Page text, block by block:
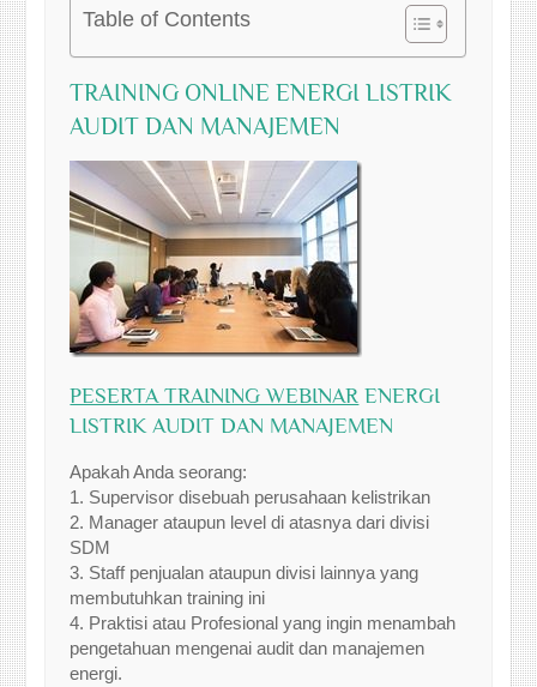
Table of Contents
TRAINING ONLINE ENERGI LISTRIK
AUDIT DAN MANAJEMEN
PESERTA TRAINING WEBINAR ENERGI
LISTRIK AUDIT DAN MANAJEMEN
Apakah Anda seorang:
1. Supervisor disebuah perusahaan kelistrikan
2. Manager ataupun level di atasnya dari divisi
SDM
3. Staff penjualan ataupun divisi lainnya yang
membutuhkan training ini
4. Praktisi atau Profesional yang ingin menambah
pengetahuan mengenai audit dan manajemen
energi.